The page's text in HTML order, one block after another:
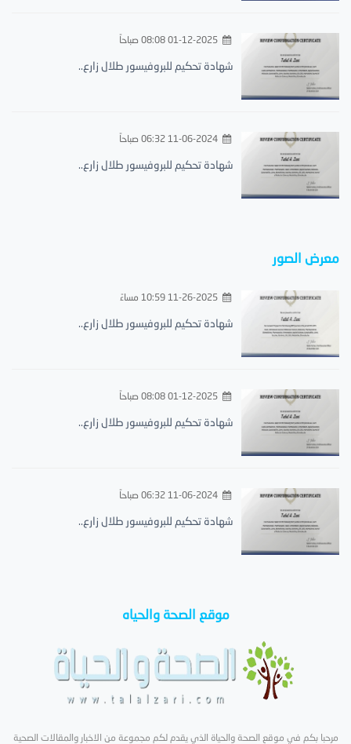
01-12-2025 08:08 صباحاً
شهادة تحكيم للبروفيسور طلال زارع..
11-06-2024 06:32 صباحاً
شهادة تحكيم للبروفيسور طلال زارع..
معرض الصور
11-26-2025 10:59 مساءً
شهادة تحكيم للبروفيسور طلال زارع..
01-12-2025 08:08 صباحاً
شهادة تحكيم للبروفيسور طلال زارع..
11-06-2024 06:32 صباحاً
شهادة تحكيم للبروفيسور طلال زارع..
موقع الصحة والحياه
مرحبا بكم في موقع الصحة والحياة الذي يقدم لكم مجموعة من الاخبار والمقالات الصحية